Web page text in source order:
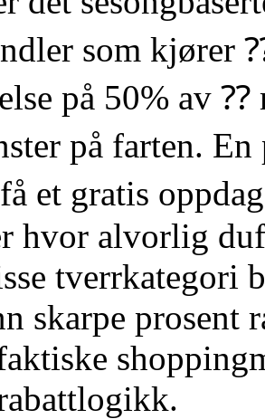
som kjører
på 50% av ⁇
på farten.
et gratis
hvor alvorlig
tverrkategori
skarpe prosent